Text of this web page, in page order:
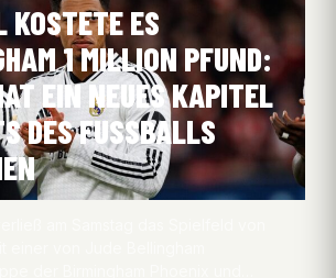
KOSTETE ES
1 MILLION PFUND:
EIN NEUES KAPITEL
DES FUSSBALLS B